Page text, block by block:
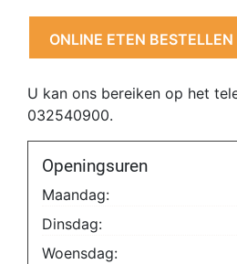
ONLINE ETEN BESTELLEN
U kan ons bereiken op het
032540900.
Openingsuren
Maandag:
Dinsdag:
Woensdag: